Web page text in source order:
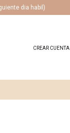
dia habil)
CREAR CUENTA